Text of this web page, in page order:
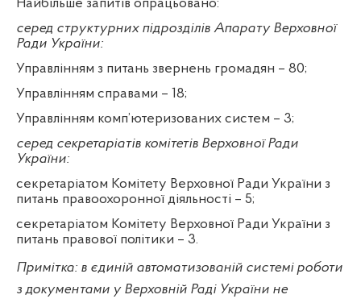
Найбільше запитів опрацьовано:
серед структурних підрозділів Апарату Верховної
Ради України:
Управлінням з питань звернень громадян – 80;
Управлінням справами – 18;
Управлінням комп’ютеризованих систем – 3;
серед секретаріатів комітетів Верховної Ради
України:
секретаріатом Комітету Верховної Ради України з
питань правоохоронної діяльності – 5;
секретаріатом Комітету Верховної Ради України з
питань правової політики – 3.
Примітка: в єдиній автоматизованій системі роботи
з документами у Верховній Раді України не